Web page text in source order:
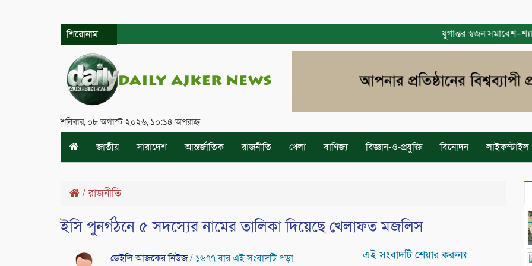
শিরোনাম যুগান্তর স্বজন
শনিবার, ০৮ অগাস্ট ২০২৬, ১০:১৪ অপরাহ্ন
জাতীয় সারাদেশ আন্তর্জাতিক রাজনীতি খেলা বাণিজ্য বিজ্ঞান-ও-প্রযুক্তি বিনোদন লাইফস্টাইল
/রাজনীতি
ইসি পুনর্গঠনে ৫ সদস্যের নামের তালিকা দিয়েছে খেলাফত মজলিস
ডেইলি আজকের নিউজ/ ১৬৭৭ বার এই সংবাদটি পড়া
এই সংবাদটি শেয়ার করুনঃ